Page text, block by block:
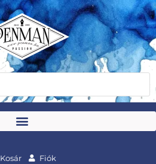
Kosár Fiók